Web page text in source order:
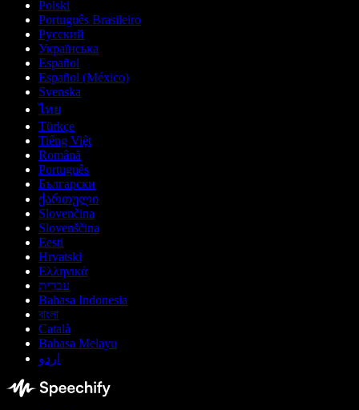
Polski
Português Brasileiro
Русский
Українська
Español
Español (México)
Svenska
ไทย
Türkçe
Tiếng Việt
Română
Português
Български
ქართული
Slovenčina
Slovenščina
Eesti
Hrvatski
Ελληνικά
עברית
Bahasa Indonesia
বাংলা
Català
Bahasa Melayu
اردو